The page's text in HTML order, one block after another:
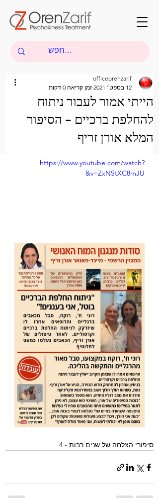
הייתי אמור לעבור ניתוח
להחלפת ברכיים - הסיפור
המלא אורן זריף
officeorenzarif
12 בספט׳ 2021
זמן קריאה 0 דקות
https://www.youtube.com/watch?
v=ZxNStXC8mJU&
סיפורי הצלחה של שנים רבות - 4